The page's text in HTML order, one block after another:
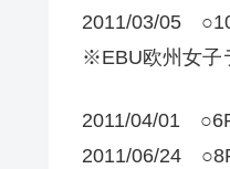
2011/03/05
※EBU欧州女子
2011/04/01
2011/06/24